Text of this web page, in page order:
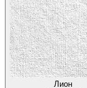
Лион